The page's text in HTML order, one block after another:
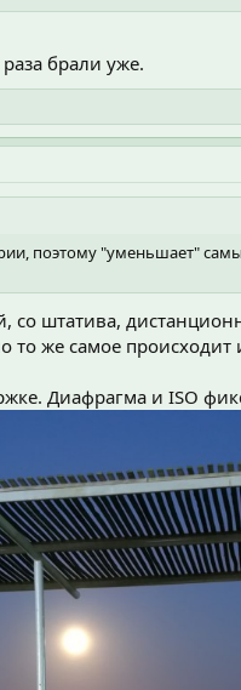
брали уже.
поэтому "уменьшает"
штатива,
же самое происходит
Диафрагма и ISO